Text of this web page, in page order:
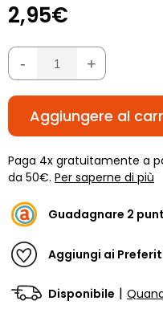
2,95€
- +
Aggiungere al
Paga 4x gratuitamente a
da 50€. Per saperne di più
Guadagnare 2
Aggiungi ai
Disponibile |